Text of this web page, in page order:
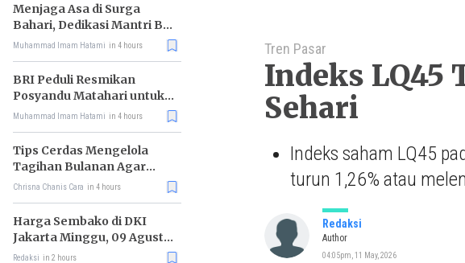
Menjaga Asa di Surga
Bahari, Dedikasi Mantri BRI
untuk Masyarakat
Muhammad Imam Hatami in 4 hours
BRI Peduli Resmikan
Posyandu Matahari untuk
Dukung Cegah Stunting
Muhammad Imam Hatami in 4 hours
Tips Cerdas Mengelola
Tagihan Bulanan Agar
Tidak Telat Bayar
Chrisna Chanis Cara in 4 hours
Harga Sembako di DKI
Jakarta Minggu, 09 Agustus
2026, Daging Sapi Murni
Redaksi in 2 hours
Tren Pasar
Indeks LQ45
Sehari
Indeks saham LQ45
turun 1,26% atau
Redaksi
Author
04:05pm, 11 May, 2026